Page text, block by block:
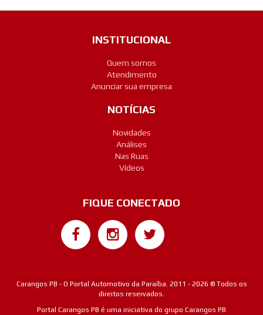
INSTITUCIONAL
Quem somos
Atendimento
Anunciar sua empresa
NOTÍCIAS
Novidades
Análises
Nas Ruas
Vídeos
FIQUE CONECTADO
Carangos PB - O Portal Automotivo da Paraíba. 2011 - 2026 © Todos os
direitos reservados.
Portal Carangos PB é uma iniciativa do grupo Carangos PB